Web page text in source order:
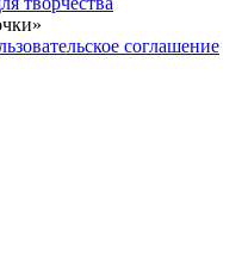
соглашение